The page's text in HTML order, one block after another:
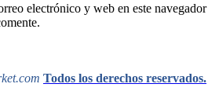
electrónico y web en este navegador
Todos los derechos reservados.